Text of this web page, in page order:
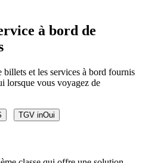
à bord de
et les services à bord fournis
vous voyagez de
TGV inOui